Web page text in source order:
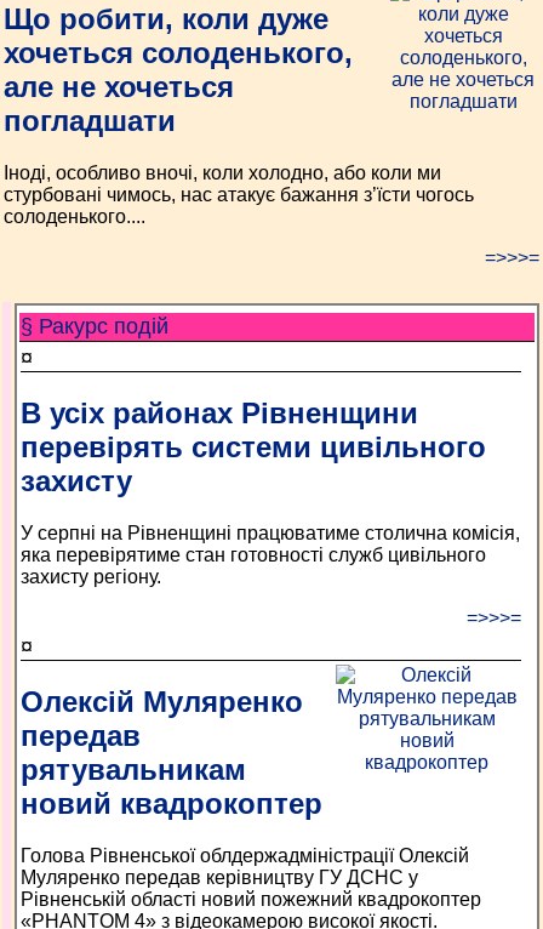
Що робити, коли дуже
хочеться солоденького,
але не хочеться
погладшати
Іноді, особливо вночі, коли холодно, або коли ми
стурбовані чимось, нас атакує бажання з’їсти чогось
солоденького....
=>>>=
§ Ракурс подій
¤
В усіх районах Рівненщини
перевірять системи цивільного
захисту
У серпні на Рівненщині працюватиме столична комісія,
яка перевірятиме стан готовності служб цивільного
захисту регіону.
=>>>=
¤
Олексій Муляренко
передав
рятувальникам
новий квадрокоптер
Голова Рівненської облдержадміністрації Олексій
Муляренко передав керівництву ГУ ДСНС у
Рівненській області новий пожежний квадрокоптер
«PHANTOM 4» з відеокамерою високої якості.